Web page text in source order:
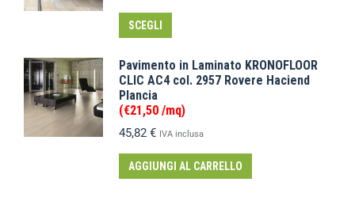
SCEGLI
Pavimento in Laminato KRONOFLOOR
CLIC AC4 col. 2957 Rovere Haciend
Plancia
(€21,50 /mq)
45,82 € IVA inclusa
AGGIUNGI AL CARRELLO